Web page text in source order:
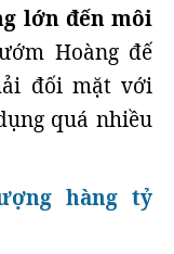
lớn đến môi
Hoàng đế
đối mặt với
quá nhiều
hàng tỷ